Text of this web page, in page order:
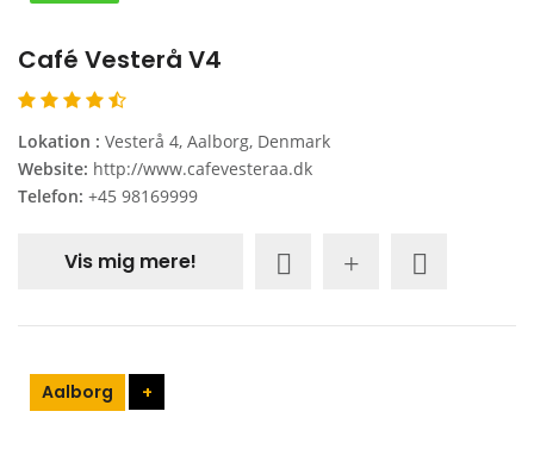
Café Vesterå V4
Lokation : Vesterå 4, Aalborg, Denmark
Website: http://www.cafevesteraa.dk
Telefon: +45 98169999
Vis mig mere!
Aalborg +